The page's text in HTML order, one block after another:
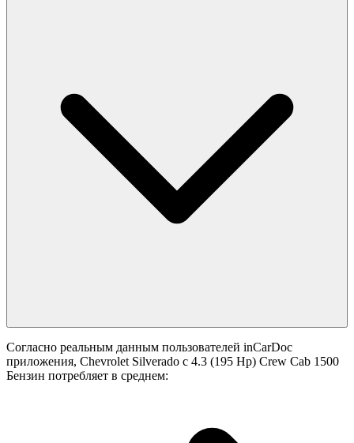
Согласно реальным данным пользователей inCarDoc
приложения, Chevrolet Silverado с 4.3 (195 Hp) Crew Cab 1500
Бензин потребляет в среднем: